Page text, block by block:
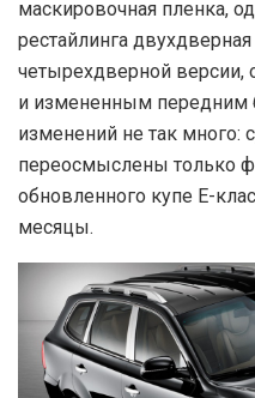
маскировочная пленка,
рестайлинга
четырехдверной
и измененным передним
изменений не так много:
переосмыслены только
обновленного купе Е-
месяцы.